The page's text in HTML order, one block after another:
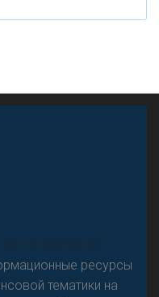
компаний,
ресурсы
тематики на